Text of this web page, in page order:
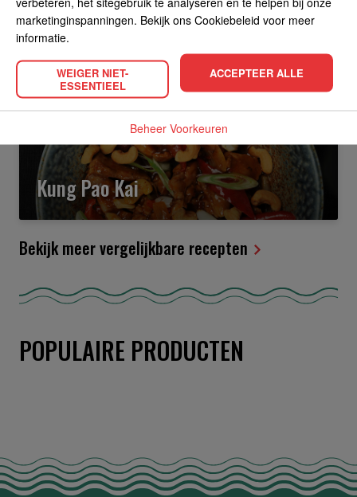
Hoofdgerecht Makkelijk Gevorderd 45 min
Kung Pao Kai
Bekijk meer vergelijkbare recepten
POPULAIRE PRODUCTEN
marketinginspanningen. Bekijk ons Cookiebeleid voor meer
informatie.
WEIGER NIET-
ESSENTIEEL
ACCEPTEER ALLE
Beheer Voorkeuren